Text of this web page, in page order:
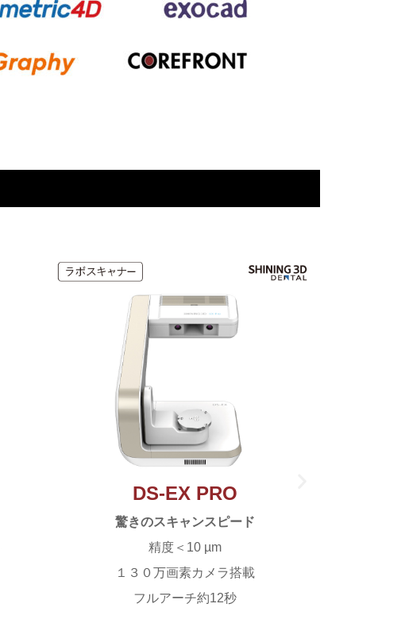
DS-EX PRO
驚きのスキャンスピード
精度＜10 µm
１３０万画素カメラ搭載
フルアーチ約12秒